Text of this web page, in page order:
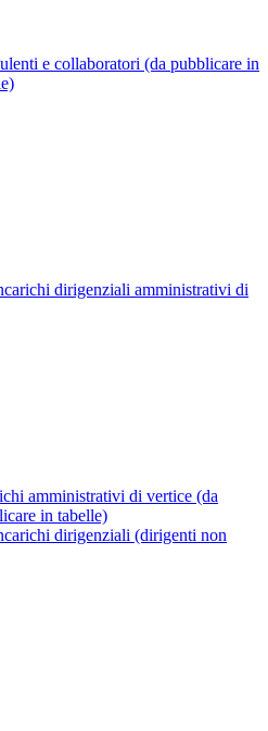
e collaboratori (da pubblicare in
dirigenziali amministrativi di
amministrativi di vertice (da
in tabelle)
dirigenziali (dirigenti non